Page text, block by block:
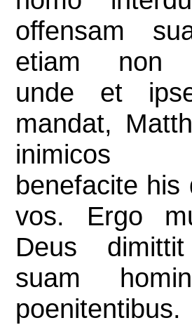
offensam
etiam non
unde et
mandat,
inimicos
benefacite his
vos. Ergo
Deus
suam
poenitentibus.